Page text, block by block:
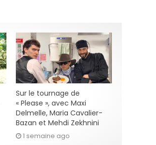
Sur le tournage de
« Please », avec Maxi
Delmelle, Maria Cavalier-
Bazan et Mehdi Zekhnini
1 semaine ago